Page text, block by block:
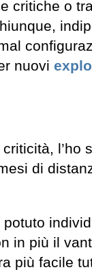
critiche o
nuovi
l’ho
di
in più il
più facile